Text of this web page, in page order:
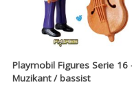
Playmobil Figures Serie 16
Muzikant / bassist